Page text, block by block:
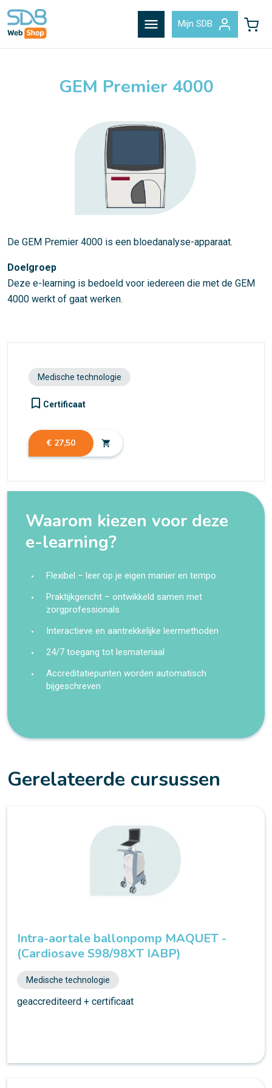
menu Mijn SDB
GEM Premier 4000
De GEM Premier 4000 is een bloedanalyse-apparaat.
Doelgroep
Deze e-learning is bedoeld voor iedereen die met de GEM
4000 werkt of gaat werken.
Medische technologie
turned_in_not Certificaat
€ 27,50 shopping_cart
Waarom kiezen voor deze
e-learning?
Flexibel – leer op je eigen manier en tempo
Praktijkgericht – ontwikkeld samen met
zorgprofessionals
Interactieve en aantrekkelijke leermethoden
24/7 toegang tot lesmateriaal
Accreditatiepunten worden automatisch
bijgeschreven
Gerelateerde cursussen
Intra-aortale ballonpomp MAQUET -
(Cardiosave S98/98XT IABP)
Medische technologie
geaccrediteerd + certificaat